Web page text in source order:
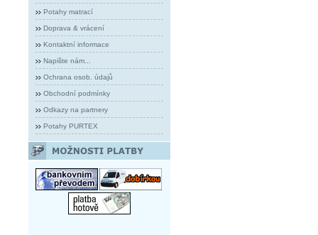
Potahy matrací
Doprava & vrácení
Kontaktní informace
Napište nám...
Ochrana osob. údajů
Obchodní podmínky
Odkazy na partnery
Potahy PURTEX